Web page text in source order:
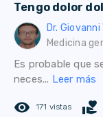
Tengo dolor
Dr.
Medicina
Es probable que
neces... Leer más
remove_red_eye 171 vistas volunteer_activism